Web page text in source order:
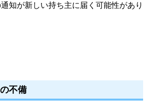
知が新しい持ち主に届く可能性があり
不備